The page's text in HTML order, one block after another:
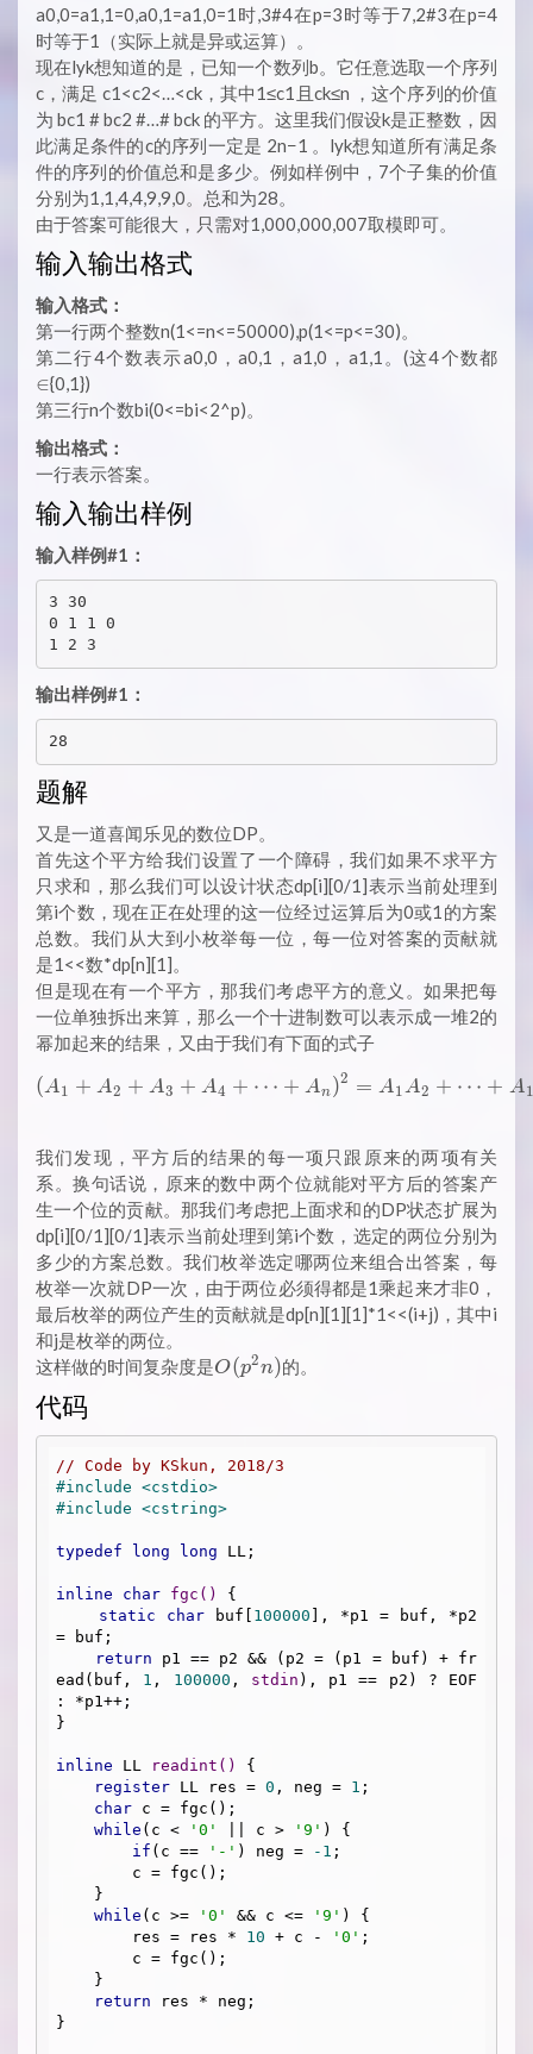
a0,0=a1,1=0,a0,1=a1,0=1时,3#4在p=3时等于7,2#3在p=4
时等于1（实际上就是异或运算）。
现在lyk想知道的是，已知一个数列b。它任意选取一个序列
c，满足 c1<c2<…<ck，其中1≤c1且ck≤n ，这个序列的价值
为 bc1 # bc2 #…# bck 的平方。这里我们假设k是正整数，因
此满足条件的c的序列一定是 2n−1 。lyk想知道所有满足条
件的序列的价值总和是多少。例如样例中，7个子集的价值
分别为1,1,4,4,9,9,0。总和为28。
由于答案可能很大，只需对1,000,000,007取模即可。
输入输出格式
输入格式：
第一行两个整数n(1<=n<=50000),p(1<=p<=30)。
第二行4个数表示a0,0，a0,1，a1,0，a1,1。(这4个数都
∈{0,1})
第三行n个数bi(0<=bi<2^p)。
输出格式：
一行表示答案。
输入输出样例
输入样例#1：
3 30
0 1 1 0
输出样例#1：
题解
又是一道喜闻乐见的数位DP。
首先这个平方给我们设置了一个障碍，我们如果不求平方
只求和，那么我们可以设计状态dp[i][0/1]表示当前处理到
第i个数，现在正在处理的这一位经过运算后为0或1的方案
总数。我们从大到小枚举每一位，每一位对答案的贡献就
是1<<数*dp[n][1]。
但是现在有一个平方，那我们考虑平方的意义。如果把每
一位单独拆出来算，那么一个十进制数可以表示成一堆2的
幂加起来的结果，又由于我们有下面的式子
(A1 + A2 + A3 + A4 + ⋯ + An )2 = A1 A2 + ⋯ + A1
我们发现，平方后的结果的每一项只跟原来的两项有关
系。换句话说，原来的数中两个位就能对平方后的答案产
生一个位的贡献。那我们考虑把上面求和的DP状态扩展为
dp[i][0/1][0/1]表示当前处理到第i个数，选定的两位分别为
多少的方案总数。我们枚举选定哪两位来组合出答案，每
枚举一次就DP一次，由于两位必须得都是1乘起来才非0，
最后枚举的两位产生的贡献就是dp[n][1][1]*1<<(i+j)，其中i
和j是枚举的两位。
这样做的时间复杂度是O(p^2n)
O(p2n)的。
代码
// Code by KSkun, 2018/3
#include <cstdio>
#include <cstring>
typedef long long LL;
inline char fgc ()
{
static
char buf[ 100000 ], *p1 = buf, *p2
= buf;
return p1 == p2 && (p2 = (p1 = buf) + fr
ead(buf, 1 , 100000 , stdin ), p1 == p2) ? EOF
: *p1++;
}
inline LL readint ()
{
register LL res = 0 , neg = 1 ;
char c = fgc();
while (c < '0' || c > '9' ) {
if (c == '-' ) neg = -1 ;
while (c >= '0' && c <= '9' ) {
        res = res *
10 + c - '0' ;
return res * neg;
}